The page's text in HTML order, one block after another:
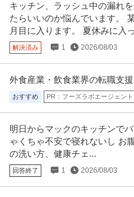
新着 正社員 在宅ワーク キャリア
年収400万円〜700万円
【職種】営業＞営業企画 【業種】IT・
ビス ※会員属性などに応じ…続きを見る
個人営業 ／ 「リテール／相続関
三菱UFJ信託銀行株式会社
年収800万円〜1,400万円
【職種】営業＞個人営業 【業種】金
じ、当該求人をビズリーチ上
キッチン、ラッシュ中の漏れ
たらいいのか悩んでいます。
月目に入ります。 夏休みに入
解決済み 1 2026/08/03
外食産業・飲食業界の転職支
おすすめ PR：フーズラボエージェント
明日からマックのキッチンで
ゃくちゃ不安で寝れないし お腹いたいです‪‪‪‪
の洗い方、健康チェ...
回答終了 1 2026/08/03